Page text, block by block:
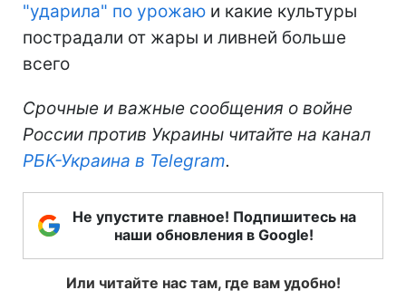
"ударила" по урожаю и какие культуры
пострадали от жары и ливней больше
всего
Срочные и важные сообщения о войне
России против Украины читайте на канал
РБК-Украина в Telegram.
Не упустите главное! Подпишитесь на
наши обновления в Google!
Или читайте нас там, где вам удобно!